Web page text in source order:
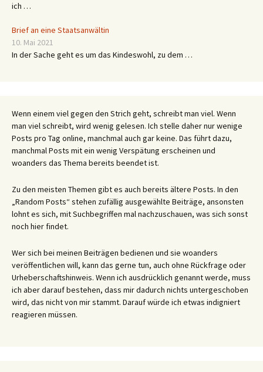
ich …
Brief an eine Staatsanwältin
10. Mai 2021
In der Sache geht es um das Kindeswohl, zu dem …
Wenn einem viel gegen den Strich geht, schreibt man viel. Wenn
man viel schreibt, wird wenig gelesen. Ich stelle daher nur wenige
Posts pro Tag online, manchmal auch gar keine. Das führt dazu,
manchmal Posts mit ein wenig Verspätung erscheinen und
woanders das Thema bereits beendet ist.
Zu den meisten Themen gibt es auch bereits ältere Posts. In den
„Random Posts“ stehen zufällig ausgewählte Beiträge, ansonsten
lohnt es sich, mit Suchbegriffen mal nachzuschauen, was sich sonst
noch hier findet.
Wer sich bei meinen Beiträgen bedienen und sie woanders
veröffentlichen will, kann das gerne tun, auch ohne Rückfrage oder
Urheberschaftshinweis. Wenn ich ausdrücklich genannt werde, muss
ich aber darauf bestehen, dass mir dadurch nichts untergeschoben
wird, das nicht von mir stammt. Darauf würde ich etwas indigniert
reagieren müssen.